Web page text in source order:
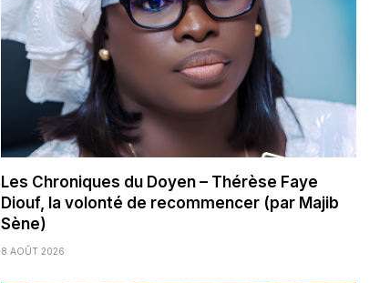
Les Chroniques du Doyen – Thérèse Faye
Diouf, la volonté de recommencer (par Majib
Sène)
8 AOÛT 2026